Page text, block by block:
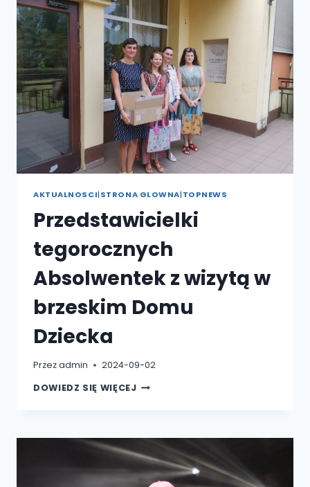
TRWAJĄCEJ
POWODZI
AKTUALNOSCI|STRONA GLOWNA|TOPNEWS
Przedstawicielki
tegorocznych
Absolwentek z wizytą w
brzeskim Domu
Dziecka
Przezadmin
2024-09-02
DOWIEDZ SIĘ WIĘCEJPRZEDSTAWICIELKI
BRZESKIM
DOMU
DZIECKA